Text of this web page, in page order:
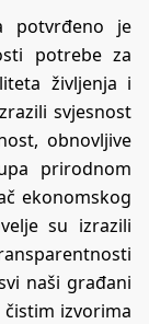
potvrđeno je
potrebe za
življenja i
svjesnost
obnovljive
prirodnom
ekonomskog
su izrazili
naši građani
izvorima